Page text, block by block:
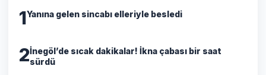
1Yanına gelen sincabı elleriyle besledi
2İnegöl’de sıcak dakikalar! İkna çabası bir saat
sürdü